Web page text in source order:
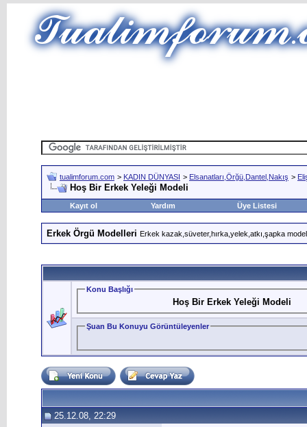
tualimforum.com > KADIN DÜNYASI > Elsanatları,Örğü,Dantel,Nakış >
Hoş Bir Erkek Yeleği Modeli
Kayıt ol Yardım Üye Listesi
Erkek Örgü Modelleri Erkek kazak,süveter,hırka,yelek,atkı,şapka
Konu Başlığı
Hoş Bir Erkek Yeleği Modeli
Şuan Bu Konuyu Görüntüleyenler
25.12.08, 22:29